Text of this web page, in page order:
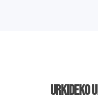
Urkideko